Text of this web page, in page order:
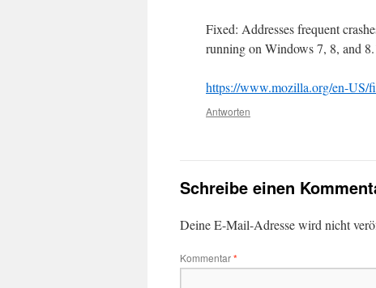
Fixed: Addresses frequent
running on Windows 7, 8, and
https://www.mozilla.org/en-US/
Antworten
Schreibe einen
Deine E-Mail-Adresse wird nicht
Kommentar*